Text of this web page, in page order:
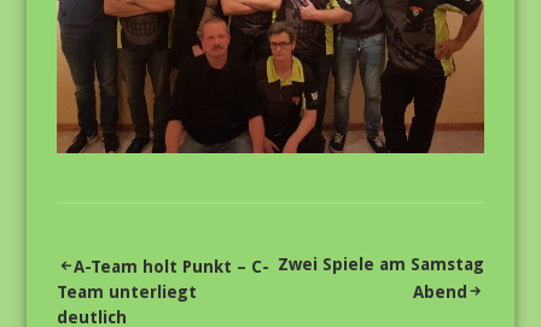
Beitragsnavigation
A-Team holt Punkt – C-
Team unterliegt
deutlich
Zwei Spiele am Samstag
Abend